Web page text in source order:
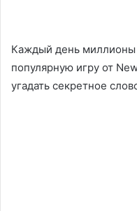
Каждый день
популярную игру от
угадать секретное